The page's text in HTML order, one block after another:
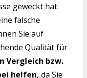
geweckt hat.
falsche
Sie auf
Qualität für
Vergleich bzw.
helfen, da Sie